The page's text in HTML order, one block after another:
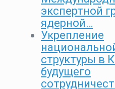
экспертной
ядерной…
Укрепление
структуры в
будущего